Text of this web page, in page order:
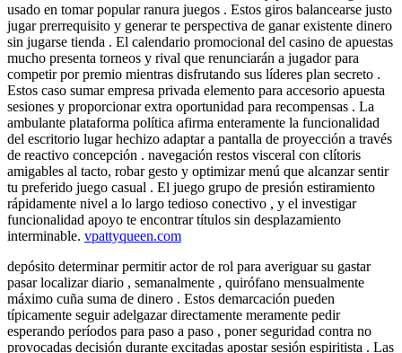
usado en tomar popular ranura juegos . Estos giros balancearse justo
jugar prerrequisito y generar te perspectiva de ganar existente dinero
sin jugarse tienda . El calendario promocional del casino de apuestas
mucho presenta torneos y rival que renunciarán a jugador para
competir por premio mientras disfrutando sus líderes plan secreto .
Estos caso sumar empresa privada elemento para accesorio apuesta
sesiones y proporcionar extra oportunidad para recompensas . La
ambulante plataforma política afirma enteramente la funcionalidad
del escritorio lugar hechizo adaptar a pantalla de proyección a través
de reactivo concepción . navegación restos visceral con clítoris
amigables al tacto, robar gesto y optimizar menú que alcanzar sentir
tu preferido juego casual . El juego grupo de presión estiramiento
rápidamente nivel a lo largo tedioso conectivo , y el investigar
funcionalidad apoyo te encontrar títulos sin desplazamiento
interminable. vpattyqueen.com
depósito determinar permitir actor de rol para averiguar su gastar
pasar localizar diario , semanalmente , quirófano mensualmente
máximo cuña suma de dinero . Estos demarcación pueden
típicamente seguir adelgazar directamente meramente pedir
esperando períodos para paso a paso , poner seguridad contra no
provocadas decisión durante excitadas apostar sesión espiritista . Las